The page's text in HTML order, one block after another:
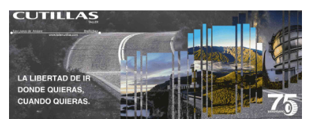
Saltar
contenido